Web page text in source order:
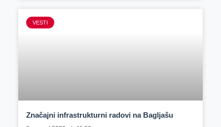
VESTI
Značajni infrastrukturni radovi na Bagljašu